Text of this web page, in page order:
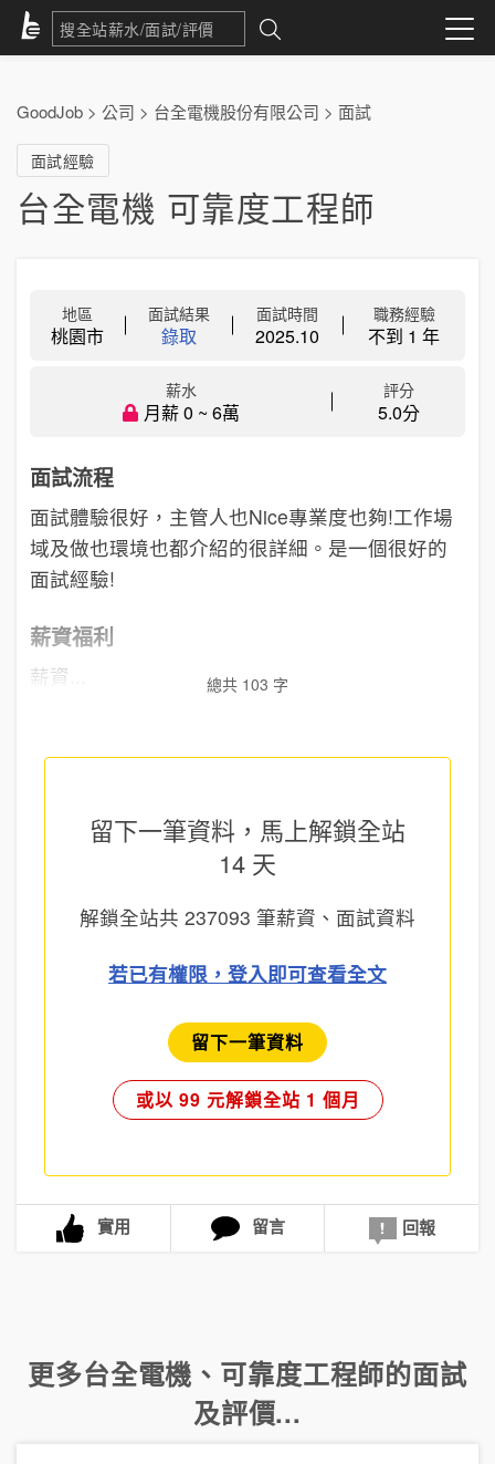
GoodJob > 公司 > 台全電機股份有限公司 > 面試
面試經驗
台全電機 可靠度工程師
地區
桃園市
面試結果
錄取
面試時間
2025.10
職務經驗
不到 1 年
薪水
月薪 0 ~ 6萬
評分
5.0分
面試流程
面試體驗很好，主管人也Nice專業度也夠!工作場
域及做也環境也都介紹的很詳細。是一個很好的
面試經驗!
薪資福利
薪資... 總共 103 字
留下一筆資料，馬上解鎖全站
14 天
解鎖全站共 237093 筆薪資、面試資料
若已有權限，登入即可查看全文
留下一筆資料
或以 99 元解鎖全站 1 個月
實用 留言 回報
更多台全電機 、 可靠度工程師的面試
及評價...